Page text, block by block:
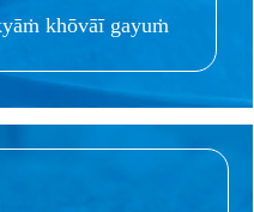
khōvāī gayuṁ